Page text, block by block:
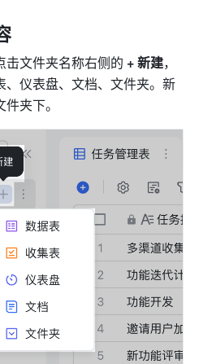
击文件夹名称右侧的 + 新建，
仪表盘、文档、文件夹。新
夹下。